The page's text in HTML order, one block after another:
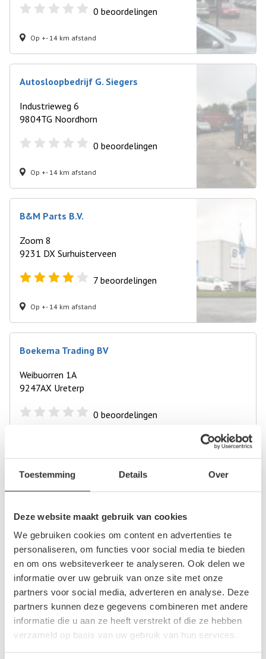
Toestemming Details Over
Deze website maakt gebruik van cookies
We gebruiken cookies om content en advertenties te
personaliseren, om functies voor social media te bieden
en om ons websiteverkeer te analyseren. Ook delen we
informatie over uw gebruik van onze site met onze
partners voor social media, adverteren en analyse. Deze
partners kunnen deze gegevens combineren met andere
informatie die u aan ze heeft verstrekt of die ze hebben
verzameld op basis van uw gebruik van hun services.
0 beoordelingen
Op +- 14 km afstand
Autosloopbedrijf G. Siegers
Industrieweg 6
9804TG Noordhorn
0 beoordelingen
Op +- 14 km afstand
B&M Parts B.V.
Zoom 8
9231 DX Surhuisterveen
7 beoordelingen
Op +- 14 km afstand
Boekema Trading BV
Weibuorren 1A
9247AX Ureterp
0 beoordelingen
9723AZ Groningen
0beoordelingen
Op +- 17 km afstand
Autodemontage Nicolai